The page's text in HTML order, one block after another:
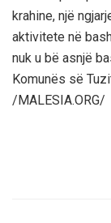
krahine, një
aktivitete në
nuk u bë asnjë
Komunës së
/MALESIA.ORG/